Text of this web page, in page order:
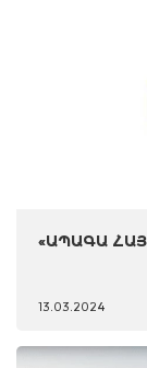
«ԱՊԱԳԱ
13.03.2024